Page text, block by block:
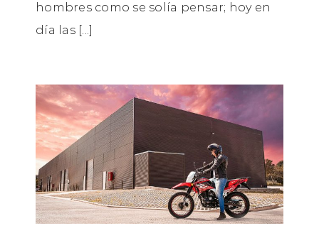
hombres como se solía pensar; hoy en
día las [...]